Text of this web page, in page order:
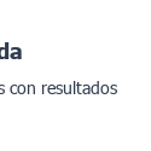
con resultados